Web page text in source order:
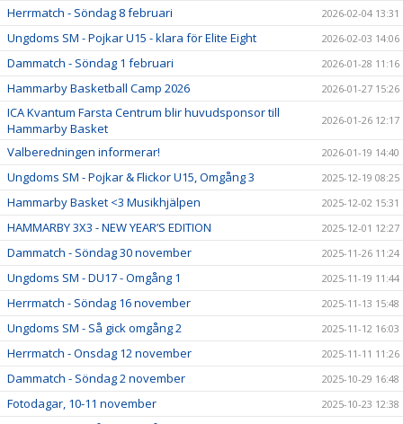
Herrmatch - Söndag 8 februari 2026-02-04 13:31
Ungdoms SM - Pojkar U15 - klara för Elite Eight 2026-02-03 14:06
Dammatch - Söndag 1 februari 2026-01-28 11:16
Hammarby Basketball Camp 2026 2026-01-27 15:26
ICA Kvantum Farsta Centrum blir huvudsponsor till
Hammarby Basket
2026-01-26 12:17
Valberedningen informerar! 2026-01-19 14:40
Ungdoms SM - Pojkar & Flickor U15, Omgång 3 2025-12-19 08:25
Hammarby Basket <3 Musikhjälpen 2025-12-02 15:31
HAMMARBY 3X3 - NEW YEAR’S EDITION 2025-12-01 12:27
Dammatch - Söndag 30 november 2025-11-26 11:24
Ungdoms SM - DU17 - Omgång 1 2025-11-19 11:44
Herrmatch - Söndag 16 november 2025-11-13 15:48
Ungdoms SM - Så gick omgång 2 2025-11-12 16:03
Herrmatch - Onsdag 12 november 2025-11-11 11:26
Dammatch - Söndag 2 november 2025-10-29 16:48
Fotodagar, 10-11 november 2025-10-23 12:38